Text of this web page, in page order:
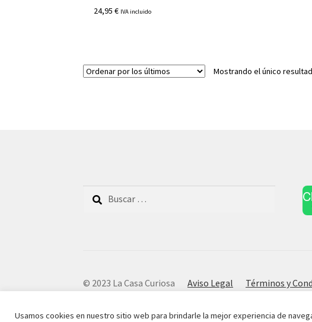
24,95 € IVA incluido
Mostrando el único
Buscar:
© 2023 La Casa CuriosaAviso Legal Términos y
Usamos cookies en nuestro sitio web para brindarle la mejor experiencia de